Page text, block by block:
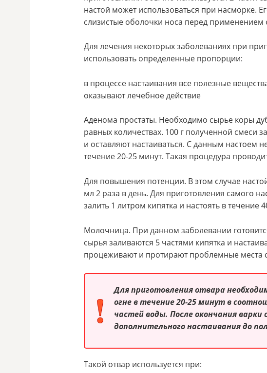
настой может использоваться при насморке.
слизистые оболочки носа перед применением
Для лечения некоторых заболеваниях при
использовать определенные пропорции:
в процессе настаивания все полезные
оказывают лечебное действие
Аденома простаты. Необходимо сырье коры
равных количествах. 100 г полученной смеси
и оставляют настаиваться. С данным настоем
течение 20-25 минут. Такая процедура
Для повышения потенции. В этом случае
мл 2 раза в день. Для приготовления самого
залить 1 литром кипятка и настоять в течение
Молочница. При данном заболевании
сырья заливаются 5 частями кипятка и
процеживают и протирают проблемные
Для приготовления отвара
огне в течение 20-25 минут в
частей воды. После окончания
дополнительного настаивания до
Такой отвар используется при: